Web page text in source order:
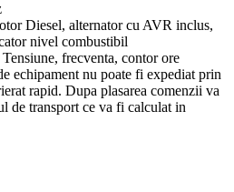
Diesel, alternator cu AVR inclus,
nivel combustibil
frecventa, contor ore
echipament nu poate fi expediat prin
rapid. Dupa plasarea comenzii va
de transport ce va fi calculat in